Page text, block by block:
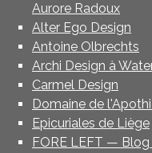
Aurore Radoux
Alter Ego Design
Antoine Olbrechts
Archi Design à
Carmel Design
Domaine de
Epicuriales de Liège
FORE LEFT —